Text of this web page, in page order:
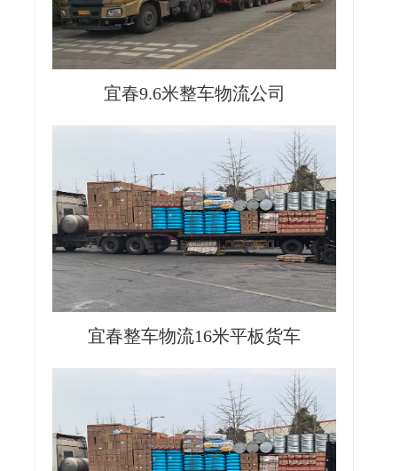
宜春9.6米整车物流公司
宜春整车物流16米平板货车